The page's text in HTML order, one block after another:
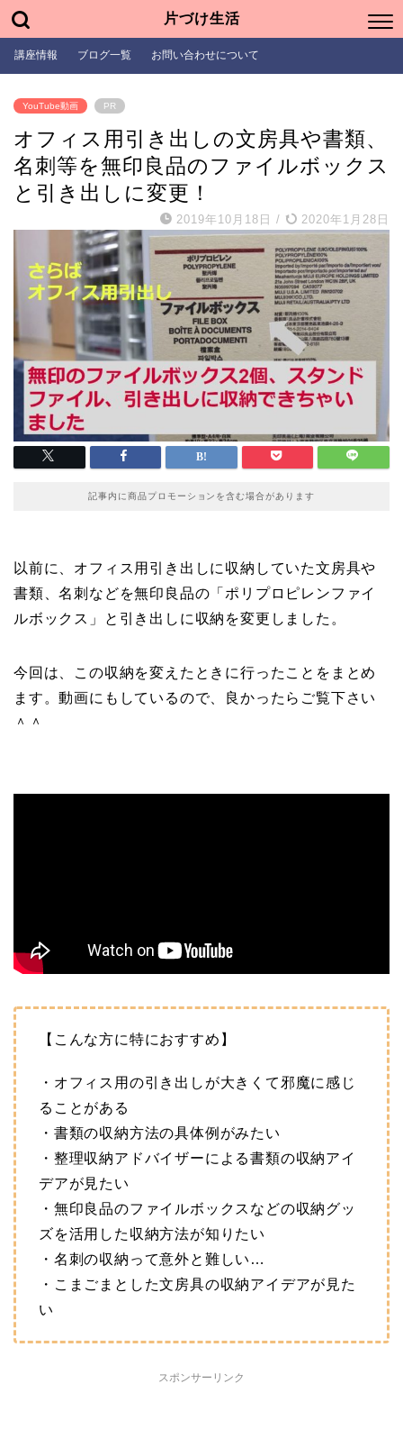
片づけ生活
講座情報 ブログ一覧 お問い合わせについて
YouTube動画 PR
オフィス用引き出しの文房具や書類、
名刺等を無印良品のファイルボックス
と引き出しに変更！
2019年10月18日 / 2020年1月28日
記事内に商品プロモーションを含む場合があります
以前に、オフィス用引き出しに収納していた文房具や
書類、名刺などを無印良品の「ポリプロピレンファイ
ルボックス」と引き出しに収納を変更しました。
今回は、この収納を変えたときに行ったことをまとめ
ます。動画にもしているので、良かったらご覧下さい
＾＾
【こんな方に特におすすめ】
・オフィス用の引き出しが大きくて邪魔に感じ
ることがある
・書類の収納方法の具体例がみたい
・整理収納アドバイザーによる書類の収納アイ
デアが見たい
・無印良品のファイルボックスなどの収納グッ
ズを活用した収納方法が知りたい
・名刺の収納って意外と難しい…
・こまごまとした文房具の収納アイデアが見た
い
スポンサーリンク